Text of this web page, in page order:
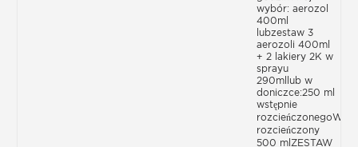
motocykla zawierający szybki podkład do
karoserii, lakier + rozcieńczalnik oraz
Kategoria zawiera również produkty
pomocnicze do przygotowania i
lakierowania powierzchni takie jak
- Ceramiczny lakier samochodowy
- Bezbarwny lakier Ultra Hig Solid BS830
wybór: aerozol
400ml
lubzestaw 3
aerozoli 400ml
+ 2 lakiery 2K w
sprayu
290mllub w
doniczce:250 ml
wstępnie
rozcieńczony
500 mlZESTAW